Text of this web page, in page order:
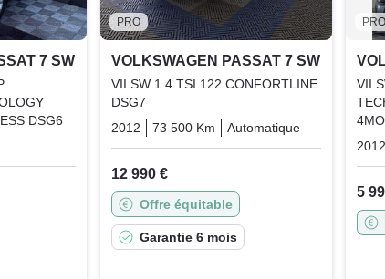
7 SW
DSG6
PRO
VOLKSWAGEN PASSAT 7 SW
VII SW 1.4 TSI 122 CONFORTLINE
DSG7
2012
73 500 Km Automatique Essence
12 990 €
Offre équitable
Garantie 6 mois
PRO
VII
2012
5